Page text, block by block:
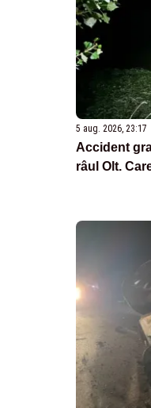
5 aug. 2026, 23:17
Accident
râul Olt.